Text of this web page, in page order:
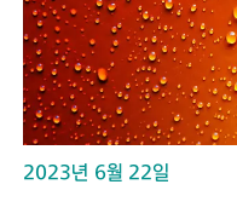
2023년 6월 22일